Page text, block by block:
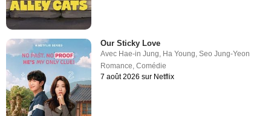
Our Sticky Love
Avec Hae-in Jung, Ha Young,Seo Jung-Yeon
Romance,Comédie
7 août 2026 sur Netflix